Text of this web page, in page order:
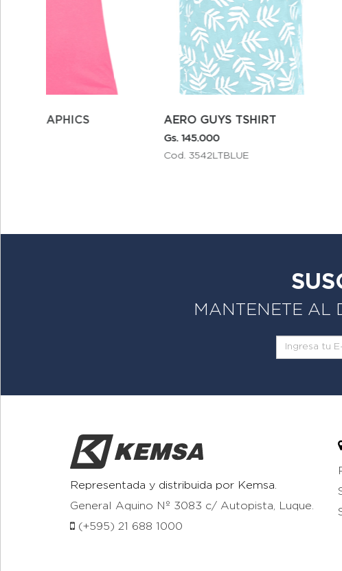
AERO GUYS TSHIRT
EAST COAST HERITAGE
MANTENETE AL
Representada y distribuida por Kemsa.
General Aquino Nº 3083 c/ Autopista, Luque.
(+595) 21 688 1000